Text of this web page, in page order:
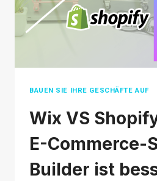
TOP-
TIPPS
BAUEN SIE IHRE GESCHÄFTE AUF
Wix VS
E-Commerce-
Builder ist